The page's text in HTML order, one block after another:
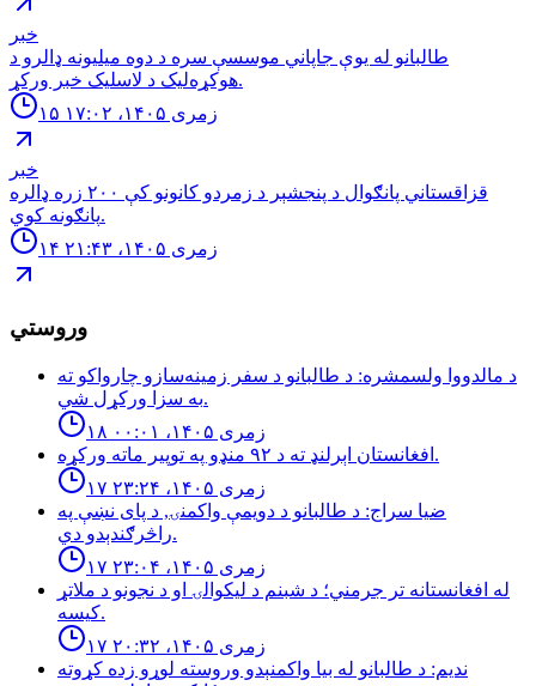
خبر
طالبانو له یوې جاپاني موسسې سره د دوه میلیونه ډالرو د
هوکړه‌لیک د لاسلیک خبر ورکړ.
۱۵ زمری ۱۴۰۵، ۱۷:۰۲
خبر
قزاقستاني پانګوال د پنجشېر د زمردو كانونو كې ٢٠٠ زره ډالره
پانګونه كوي.
۱۴ زمری ۱۴۰۵، ۲۱:۴۳
وروستي
د مالدووا ولسمشره: د طالبانو د سفر زمینه‌سازو چارواکو ته
به سزا ورکړل شي.
۱۸ زمری ۱۴۰۵، ۰۰:۰۱
افغانستان اېرلنډ ته د ٩٢ منډو په توپیر ماته وركړه.
۱۷ زمری ۱۴۰۵، ۲۳:۲۴
ضيا سراج: د طالبانو د دويمې واكمنۍ, د پاى نښې په
راڅرګندېدو دي.
۱۷ زمری ۱۴۰۵، ۲۳:۰۴
له افغانستانه تر جرمني؛ د شبنم د ليكوالۍ او د نجونو د ملاتړ
كيسه.
۱۷ زمری ۱۴۰۵، ۲۰:۳۲
نديم: د طالبانو له بيا واكمنېدو وروسته لوړو زده كړوته